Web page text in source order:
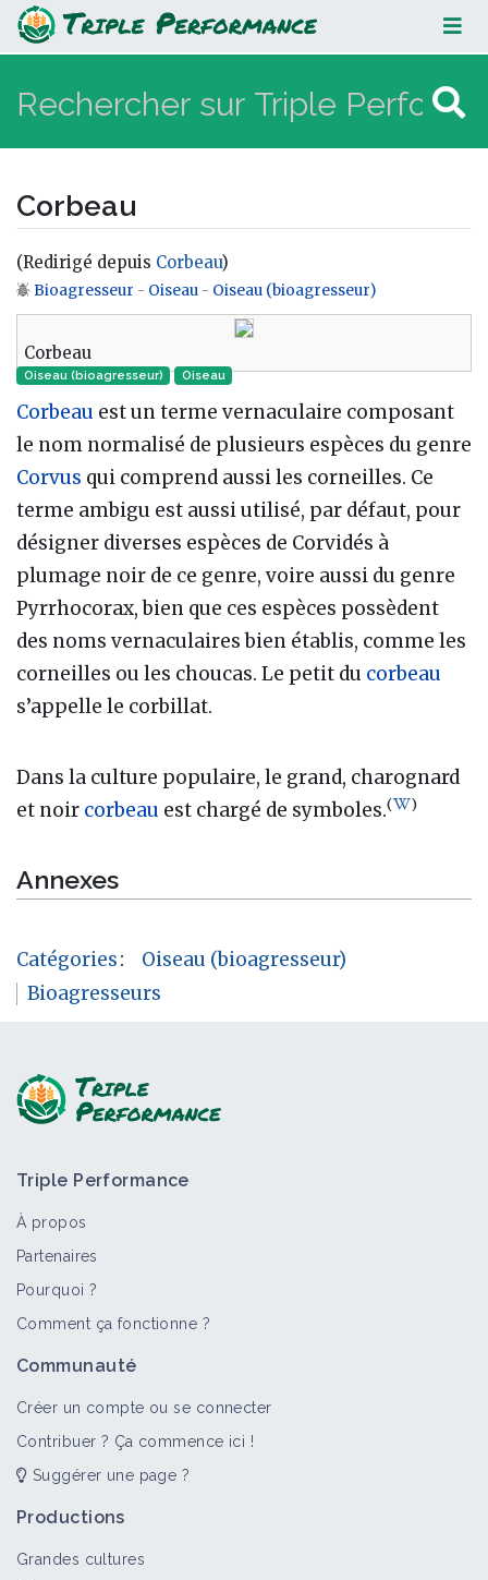
Corbeau
Corbeau
(Redirigé depuis Corbeau)
Aller à :navigation,rechercher
Bioagresseur - Oiseau - Oiseau (bioagresseur)
Corbeau
Oiseau (bioagresseur) Oiseau‎
Corbeau est un terme vernaculaire composant
le nom normalisé de plusieurs espèces du genre
Corvus qui comprend aussi les corneilles. Ce
terme ambigu est aussi utilisé, par défaut, pour
désigner diverses espèces de Corvidés à
plumage noir de ce genre, voire aussi du genre
Pyrrhocorax, bien que ces espèces possèdent
des noms vernaculaires bien établis, comme les
corneilles ou les choucas. Le petit du corbeau
s’appelle le corbillat.
Dans la culture populaire, le grand, charognard
et noir corbeau est chargé de symboles.( )
Annexes
Catégories:
Oiseau (bioagresseur)
Bioagresseurs
Triple Performance
À propos
Partenaires
Pourquoi ?
Comment ça fonctionne ?
Communauté
Créer un compte ou se connecter
Contribuer ? Ça commence ici !
Suggérer une page ?
Productions
Grandes cultures